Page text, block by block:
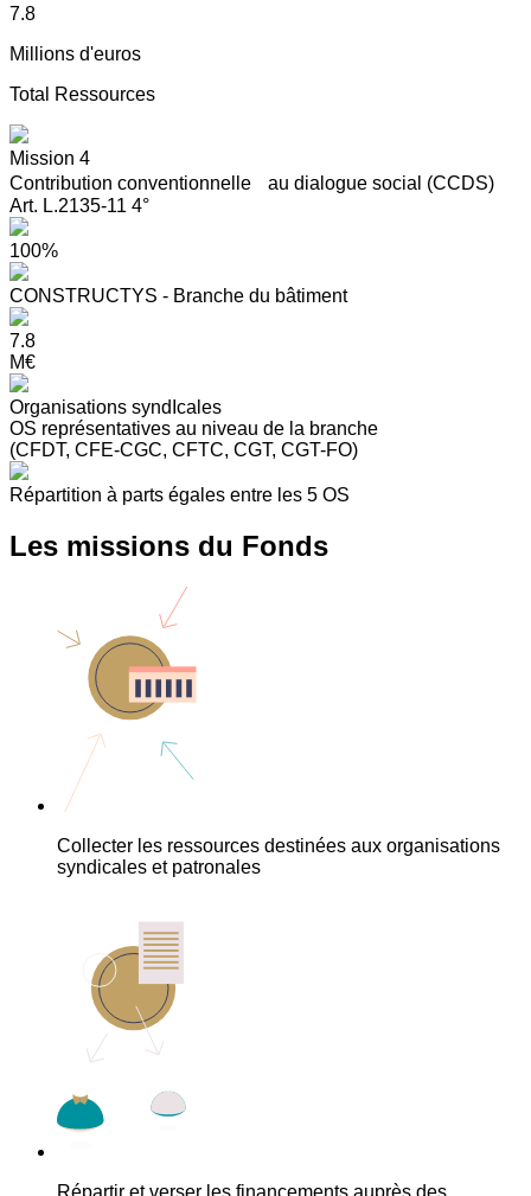
7.8
Millions d'euros
Total Ressources
Mission 4
Contribution conventionnelle au dialogue social (CCDS)
Art. L.2135-11 4°
100%
CONSTRUCTYS - Branche du bâtiment
7.8
M€
Organisations syndIcales
OS représentatives au niveau de la branche
(CFDT, CFE-CGC, CFTC, CGT, CGT-FO)
Répartition à parts égales entre les 5 OS
Les missions du Fonds
Collecter les ressources destinées aux organisations
syndicales et patronales
Répartir et verser les financements auprès des